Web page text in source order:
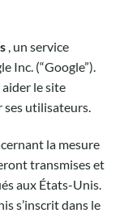
, un service
Inc. (“Google”).
le site
utilisateurs.
la mesure
transmises et
aux États-Unis.
s’inscrit dans le